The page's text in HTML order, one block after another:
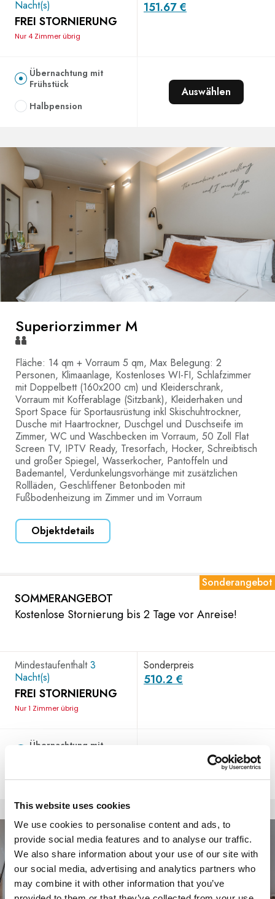
This website uses cookies
We use cookies to personalise content and ads, to
provide social media features and to analyse our traffic.
We also share information about your use of our site with
our social media, advertising and analytics partners who
may combine it with other information that you’ve
Nacht(s)
FREI STORNIERUNG
Nur 4 Zimmer übrig
151.67 €
Übernachtung mit
Frühstück
Halbpension
Auswählen
Superiorzimmer M
Fläche: 14 qm + Vorraum 5 qm, Max Belegung: 2
Personen, Klimaanlage, Kostenloses WI-FI, Schlafzimmer
mit Doppelbett (160x200 cm) und Kleiderschrank,
Vorraum mit Kofferablage (Sitzbank), Kleiderhaken und
Sport Space für Sportausrüstung inkl Skischuhtrockner,
Dusche mit Haartrockner, Duschgel und Duschseife im
Zimmer, WC und Waschbecken im Vorraum, 50 Zoll Flat
Screen TV, IPTV Ready, Tresorfach, Hocker, Schreibtisch
und großer Spiegel, Wasserkocher, Pantoffeln und
Bademantel, Verdunkelungsvorhänge mit zusätzlichen
Rollläden, Geschliffener Betonboden mit
Fußbodenheizung im Zimmer und im Vorraum
Objektdetails
SOMMERANGEBOT
Sonderangebot
Kostenlose Stornierung bis 2 Tage vor Anreise!
Mindestaufenthalt3
Nacht(s)
FREI STORNIERUNG
Nur 1 Zimmer übrig
Sonderpreis
510.2 €
Übernachtung mit
Halbpension
Auswählen